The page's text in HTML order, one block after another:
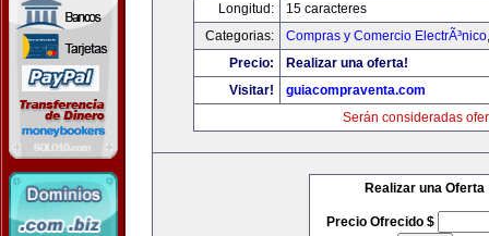
Longitud:
15 caracteres
Categorias:
Compras y Comercio ElectrÃ³nico
Precio:
Realizar una oferta!
Visitar!
guiacompraventa.com
Serán consideradas
Realizar una Oferta
Precio Ofrecido $